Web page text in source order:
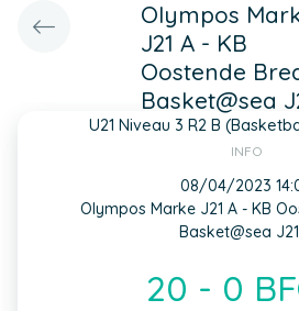
Olympos
J21 A - KB
Oostende
Basket@sea
U21 Niveau 3 R2 B
INFO
08/04/2023
Olympos Marke J21 A - KB
Basket@sea
20 - 0